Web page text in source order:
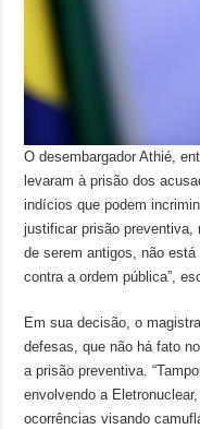
O desembargador Athié,
levaram à prisão dos
indícios que podem
justificar prisão preventiva,
de serem antigos, não
contra a ordem pública”,
Em sua decisão, o
defesas, que não há fato
a prisão preventiva.
envolvendo a
ocorrências visando